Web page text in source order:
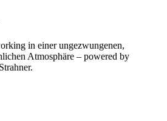
in einer ungezwungenen,
Atmosphäre – powered by